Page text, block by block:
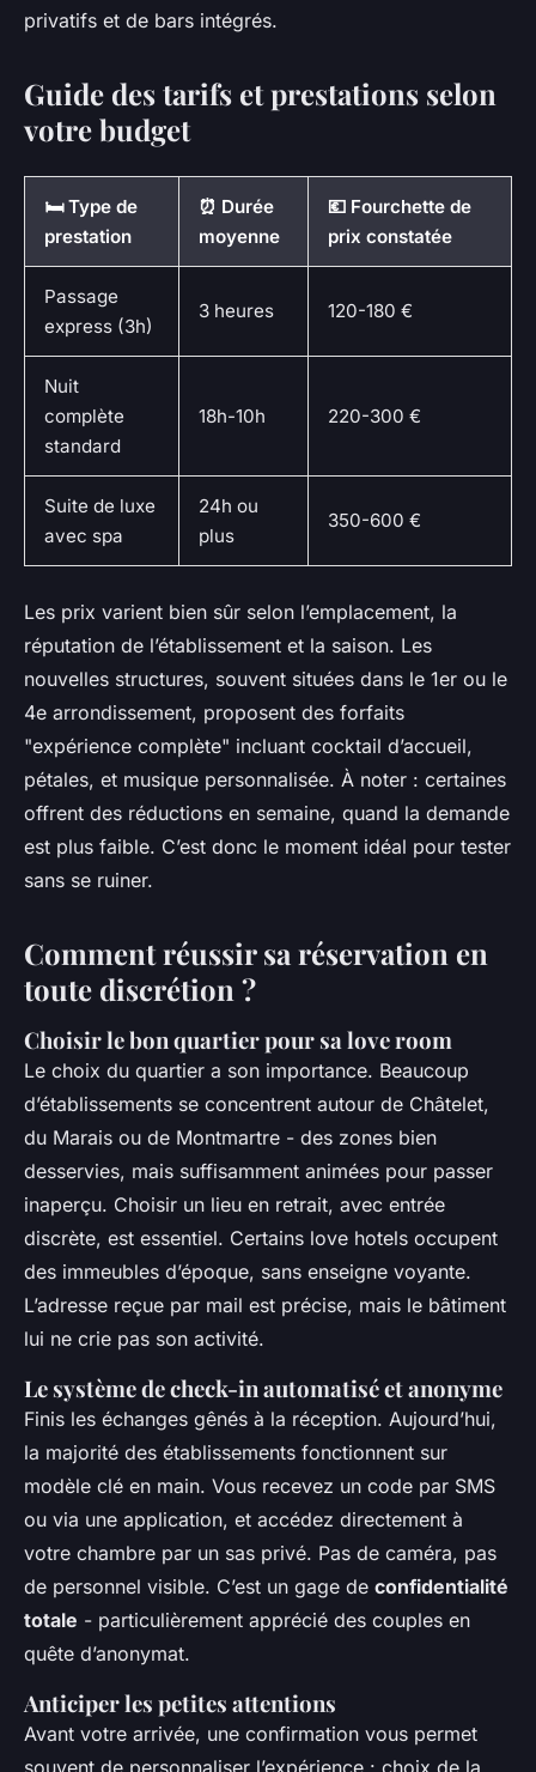
privatifs et de bars intégrés.
Guide des tarifs et prestations selon
votre budget
🛏️ Type de
prestation
⏰ Durée
moyenne
💶 Fourchette de
prix constatée
Passage
express (3h)
3 heures 120-180 €
Nuit
complète
standard
18h-10h 220-300 €
Suite de luxe
avec spa
24h ou
plus
350-600 €
Les prix varient bien sûr selon l’emplacement, la
réputation de l’établissement et la saison. Les
nouvelles structures, souvent situées dans le 1er ou le
4e arrondissement, proposent des forfaits
"expérience complète" incluant cocktail d’accueil,
pétales, et musique personnalisée. À noter : certaines
offrent des réductions en semaine, quand la demande
est plus faible. C’est donc le moment idéal pour tester
sans se ruiner.
Comment réussir sa réservation en
toute discrétion ?
Choisir le bon quartier pour sa love room
Le choix du quartier a son importance. Beaucoup
d’établissements se concentrent autour de Châtelet,
du Marais ou de Montmartre - des zones bien
desservies, mais suffisamment animées pour passer
inaperçu. Choisir un lieu en retrait, avec entrée
discrète, est essentiel. Certains love hotels occupent
des immeubles d’époque, sans enseigne voyante.
L’adresse reçue par mail est précise, mais le bâtiment
lui ne crie pas son activité.
Le système de check-in automatisé et anonyme
Finis les échanges gênés à la réception. Aujourd’hui,
la majorité des établissements fonctionnent sur
modèle clé en main. Vous recevez un code par SMS
ou via une application, et accédez directement à
votre chambre par un sas privé. Pas de caméra, pas
de personnel visible. C’est un gage de confidentialité
totale - particulièrement apprécié des couples en
quête d’anonymat.
Anticiper les petites attentions
Avant votre arrivée, une confirmation vous permet
souvent de personnaliser l’expérience : choix de la